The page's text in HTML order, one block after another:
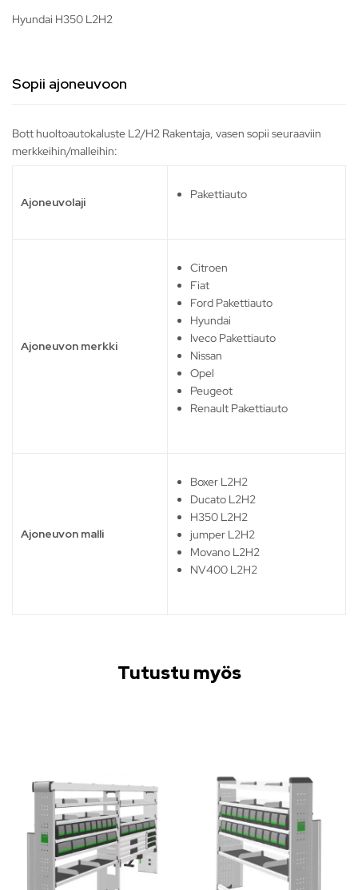
Hyundai H350 L2H2
Sopii ajoneuvoon
Bott huoltoautokaluste L2/H2 Rakentaja, vasen sopii seuraaviin
merkkeihin/malleihin:
Ajoneuvolaji
Pakettiauto
Ajoneuvon merkki
Citroen
Fiat
Ford Pakettiauto
Hyundai
Iveco Pakettiauto
Nissan
Opel
Peugeot
Renault Pakettiauto
Ajoneuvon malli
Boxer L2H2
Ducato L2H2
H350 L2H2
jumper L2H2
Movano L2H2
NV400 L2H2
Tutustu myös